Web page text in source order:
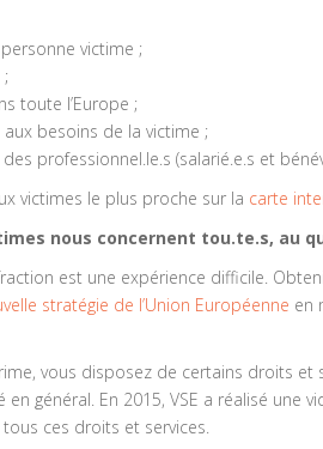
victime ;
toute l’Europe ;
besoins de la victime ;
professionnel.le.s (salarié.e.s et
victimes le plus proche sur la carte
nous concernent tou.te.s, au
est une expérience difficile.
stratégie de l’Union Européenne en
vous disposez de certains droits
général. En 2015, VSE a réalisé une
ces droits et services.